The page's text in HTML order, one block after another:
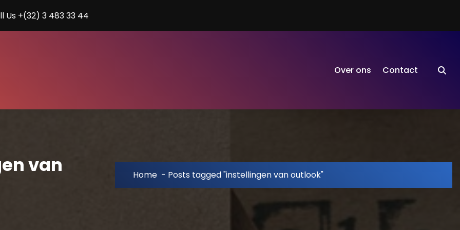
Us +(32) 3 483 33 44
Over ons Contact
van
Home - Posts tagged "instellingen van outlook"